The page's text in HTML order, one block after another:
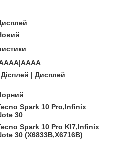
Дісплей | Дисплей
Spark 10 Pro,Infinix
30
Spark 10 Pro KI7,Infinix
30 (X6833B,X6716B)